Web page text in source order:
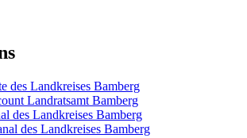
des Landkreises Bamberg
Landratsamt Bamberg
des Landkreises Bamberg
des Landkreises Bamberg